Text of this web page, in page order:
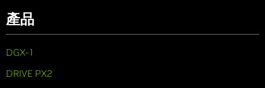
產品
DGX-1
DRIVE PX2